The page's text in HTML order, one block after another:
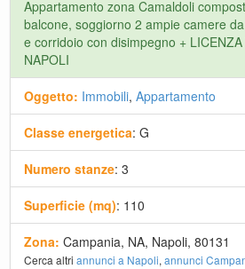
Appartamento zona Camaldoli
balcone, soggiorno 2 ampie camere
e corridoio con disimpegno + LICENZA
NAPOLI
Oggetto: Immobili, Appartamento
Classe energetica: G
Numero stanze: 3
Superficie (mq): 110
Zona: Campania, NA, Napoli, 80131
Cerca altri annunci a Napoli, annunci